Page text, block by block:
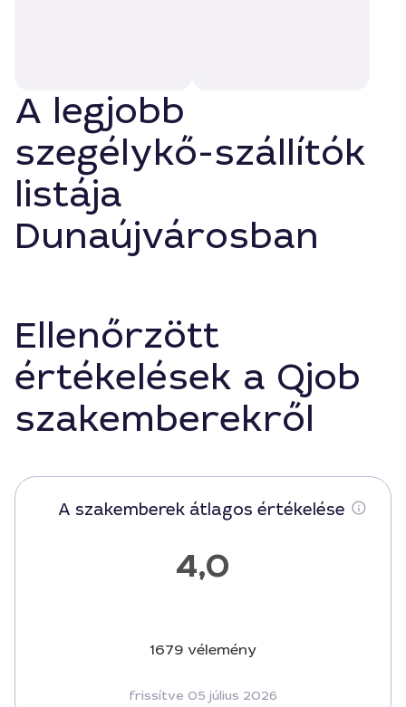
A legjobb
szegélykő-szállítók
listája
Dunaújvárosban
Ellenőrzött
értékelések a Qjob
szakemberekről
A szakemberek átlagos értékelése
4,0
1679 vélemény
frissítve 05 július 2026